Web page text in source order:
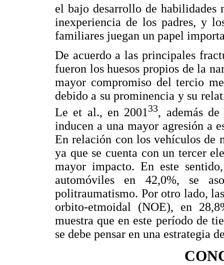
el bajo desarrollo de habilidades
inexperiencia de los padres, y
familiares juegan un papel
De acuerdo a las principales
fueron los huesos propios de la
mayor compromiso del tercio
debido a su prominencia y su
Le et al., en 2001 33, además
inducen a una mayor agresión a
En relación con los vehículos de
ya que se cuenta con un tercer
mayor impacto. En este
automóviles en 42,0%, se
politraumatismo. Por otro lado,
orbito-etmoidal (NOE), en
muestra que en este período de
se debe pensar en una estrategia